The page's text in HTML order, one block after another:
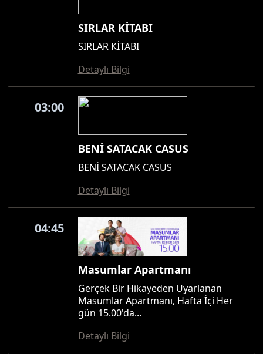
SIRLAR KİTABI
SIRLAR KİTABI
Detaylı Bilgi
03:00
BENİ SATACAK CASUS
BENİ SATACAK CASUS
Detaylı Bilgi
04:45
Masumlar Apartmanı
Gerçek Bir Hikayeden Uyarlanan
Masumlar Apartmanı, Hafta İçi Her
gün 15.00'da...
Detaylı Bilgi